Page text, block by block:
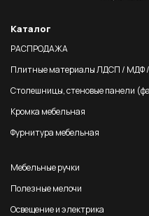
Каталог
РАСПРОДАЖА
Плитные материалы ЛДСП / МДФ /
Столешницы, стеновые панели
Кромка мебельная
Фурнитура мебельная
Мебельные ручки
Полезные мелочи
Освещение и электрика